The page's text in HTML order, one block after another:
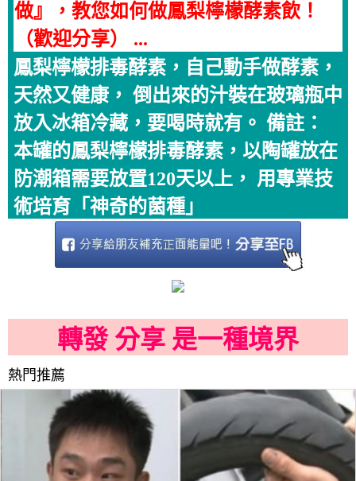
做』，教您如何做鳳梨檸檬酵素飲！
（歡迎分享） ...
鳳梨檸檬排毒酵素，自己動手做酵素，
天然又健康， 倒出來的汁裝在玻璃瓶中
放入冰箱冷藏，要喝時就有。 備註：
本罐的鳳梨檸檬排毒酵素，以陶罐放在
防潮箱需要放置120天以上， 用專業技
術培育「神奇的菌種」
轉發 分享 是一種境界
熱門推薦